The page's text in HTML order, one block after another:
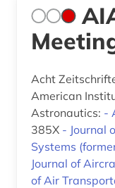
Acht
American
Astronautics: -
385X - Journal
Systems
Journal of
of Air